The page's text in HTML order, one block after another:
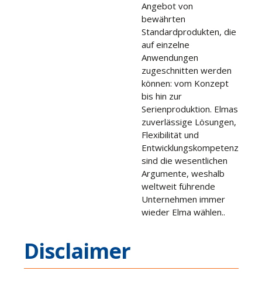
Angebot von
bewährten
Standardprodukten, die
auf einzelne
Anwendungen
zugeschnitten werden
können: vom Konzept
bis hin zur
Serienproduktion. Elmas
zuverlässige Lösungen,
Flexibilität und
Entwicklungskompetenz
sind die wesentlichen
Argumente, weshalb
weltweit führende
Unternehmen immer
wieder Elma wählen..
Disclaimer